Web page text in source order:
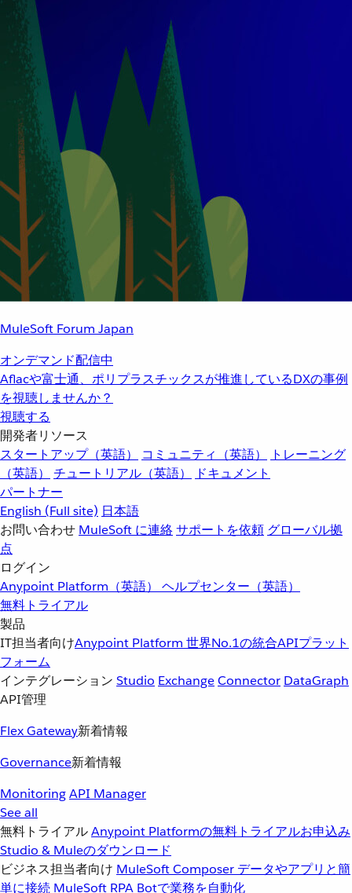
MuleSoft Forum Japan
オンデマンド配信中
Aflacや富士通、ポリプラスチックスが推進しているDXの事例
を視聴しませんか？
視聴する
開発者リソース
スタートアップ（英語）
コミュニティ（英語）
トレーニング
（英語）
チュートリアル（英語）
ドキュメント
パートナー
English (Full site) 日本語
お問い合わせ MuleSoft に連絡サポートを依頼 グローバル拠
点
ログイン
Anypoint Platform（英語） ヘルプセンター（英語）
無料トライアル
製品
IT担当者向けAnypoint Platform 世界No.1の統合APIプラット
フォーム
インテグレーション Studio ExchangeConnector DataGraph
API管理
Flex Gateway新着情報
Governance新着情報
MonitoringAPI Manager
See all
無料トライアルAnypoint Platformの無料トライアルお申込み
Studio & Muleのダウンロード
ビジネス担当者向け MuleSoft Composer データやアプリと簡
単に接続 MuleSoft RPA Botで業務を自動化